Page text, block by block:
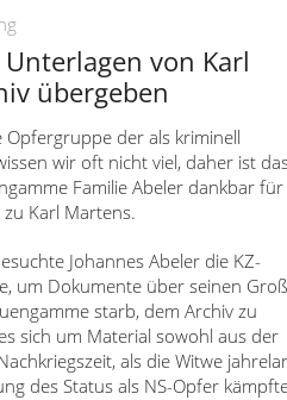
Werke
Alltag
Lager-
Gedenkstätten in
Totenbuch
Vor- und
Digitale Angebote
von Karl
übergeben
der als kriminell
wir oft nicht viel, daher ist
Familie Abeler dankbar
Karl Martens.
Johannes Abeler die KZ-
um Dokumente über seinen
starb, dem Archiv zu
sich um Material sowohl aus der
als die Witwe
des Status als NS-Opfer